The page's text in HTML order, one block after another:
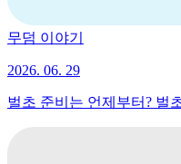
무덤 이야기
2026. 06. 29
벌초 준비는 언제부터? 벌